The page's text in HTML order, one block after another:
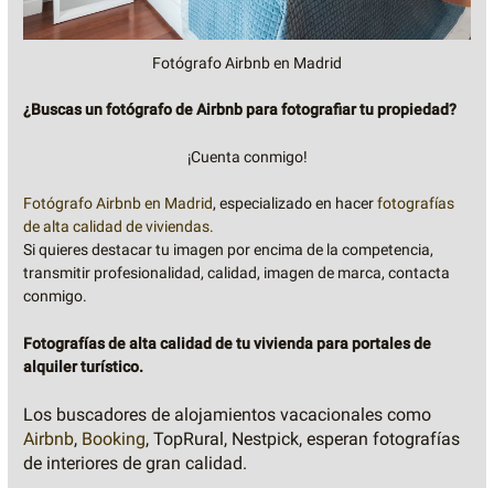
Fotógrafo Airbnb en Madrid
¿Buscas un fotógrafo de Airbnb para fotografiar tu propiedad?
¡Cuenta conmigo!
Fotógrafo Airbnb en Madrid, especializado en hacerfotografías
de alta calidad de viviendas.
Si quieres destacar tu imagen por encima de la competencia,
transmitir profesionalidad, calidad, imagen de marca, contacta
conmigo.
Fotografías de alta calidad de tu vivienda para portales de
alquiler turístico.
Los buscadores de alojamientos vacacionales como
Airbnb, Booking, TopRural, Nestpick, esperan fotografías
de interiores de gran calidad.